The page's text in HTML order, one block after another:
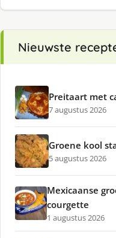
Nieuwste
Preitaart met
7 augustus 2026
Groene kool
5 augustus 2026
Mexicaanse
courgette
1 augustus 2026